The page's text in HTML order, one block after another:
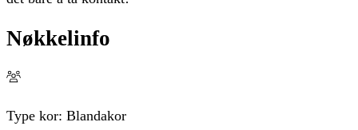
Nøkkelinfo
Type kor: Blandakor